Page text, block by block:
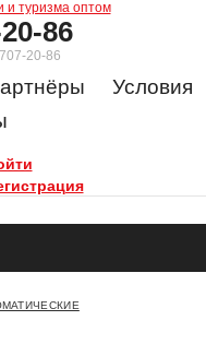
86
20-86
Условия